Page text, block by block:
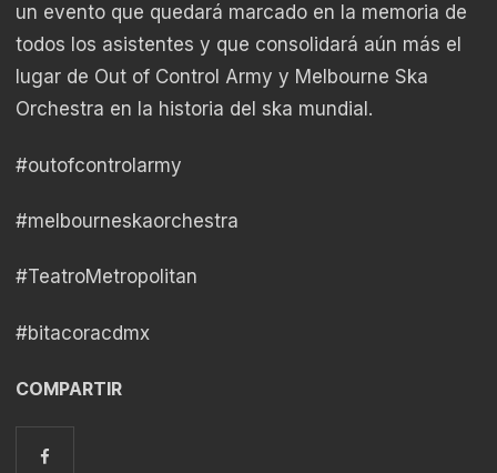
un evento que quedará marcado en la memoria de
todos los asistentes y que consolidará aún más el
lugar de Out of Control Army y Melbourne Ska
Orchestra en la historia del ska mundial.
#outofcontrolarmy
#melbourneskaorchestra
#TeatroMetropolitan
#bitacoracdmx
COMPARTIR